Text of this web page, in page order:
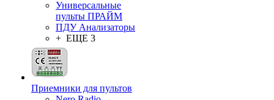
Универсальные
пульты ПРАЙМ
ПДУ Анализаторы
+ ЕЩЕ 3
Приемники для пультов